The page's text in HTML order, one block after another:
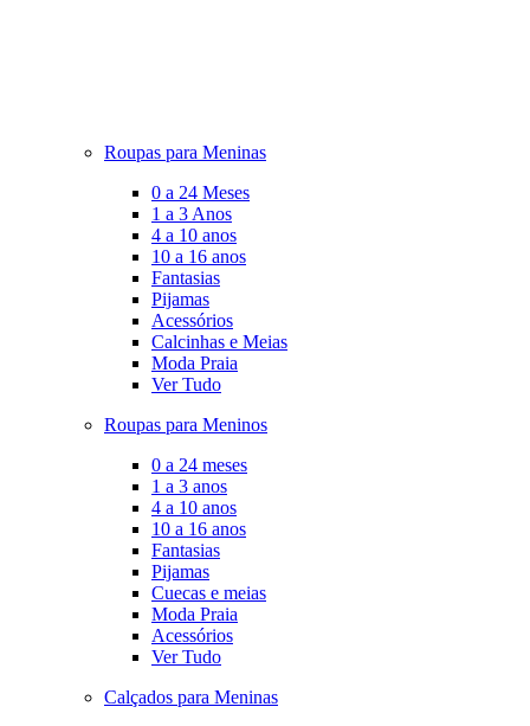
Roupas para Meninas
0 a 24 Meses
1 a 3 Anos
4 a 10 anos
10 a 16 anos
Fantasias
Pijamas
Acessórios
Calcinhas e Meias
Moda Praia
Ver Tudo
Roupas para Meninos
0 a 24 meses
1 a 3 anos
4 a 10 anos
10 a 16 anos
Fantasias
Pijamas
Cuecas e meias
Moda Praia
Acessórios
Ver Tudo
Calçados para Meninas